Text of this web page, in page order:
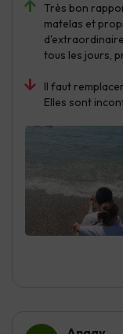
Très bon
matelas et
tous les jours,
Il faut
Elles sont